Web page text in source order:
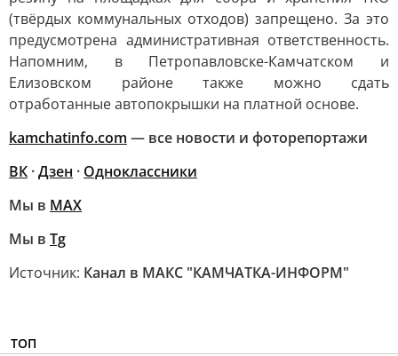
(твёрдых коммунальных отходов) запрещено. За это
предусмотрена административная ответственность.
Напомним, в Петропавловске-Камчатском и
Елизовском районе также можно сдать
отработанные автопокрышки на платной основе.
kamchatinfo.com — все новости и фоторепортажи
ВК ·Дзен · Одноклассники
Мы в МАХ
Мы в Tg
Источник: Канал в МАКС "КАМЧАТКА-ИНФОРМ"
ТОП